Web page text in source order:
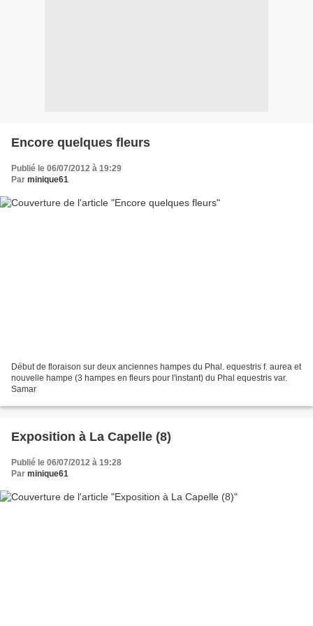
Encore quelques fleurs
Publié le 06/07/2012 à 19:29
Par minique61
Début de floraison sur deux anciennes hampes du Phal. equestris f. aurea et
nouvelle hampe (3 hampes en fleurs pour l'instant) du Phal equestris var.
Samar
Exposition à La Capelle (8)
Publié le 06/07/2012 à 19:28
Par minique61